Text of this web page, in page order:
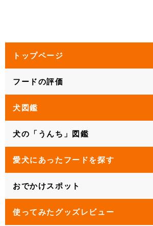
トップページ
フードの評価
犬図鑑
犬の「うんち」図鑑
愛犬にあったフードを探す
おでかけスポット
使ってみたグッズレビュー